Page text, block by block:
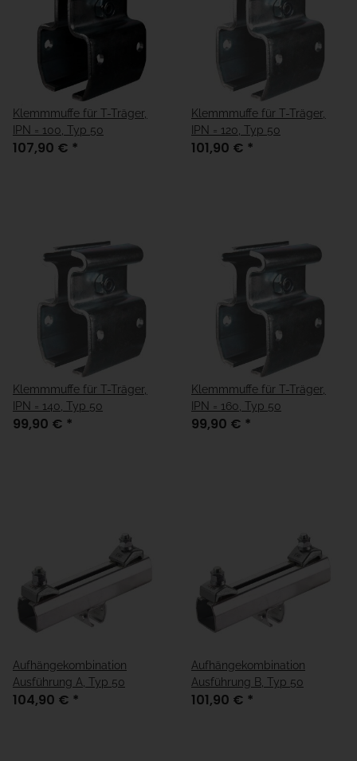
Klemmmuffe für T-Träger,
IPN = 100, Typ 50
107,90 € *
Klemmmuffe für T-Träger,
IPN = 120, Typ 50
101,90 € *
Klemmmuffe für T-Träger,
IPN = 140, Typ 50
99,90 € *
Klemmmuffe für T-Träger,
IPN = 160, Typ 50
99,90 € *
Aufhängekombination
Ausführung A, Typ 50
104,90 € *
Aufhängekombination
Ausführung B, Typ 50
101,90 € *